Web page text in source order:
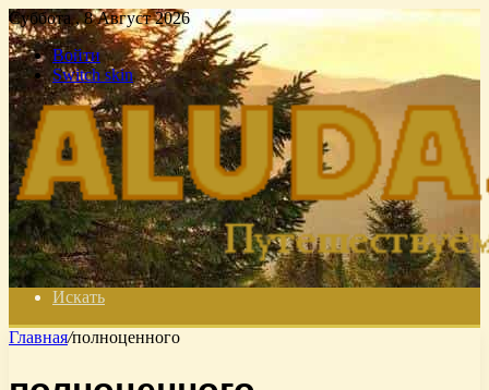
Суббота , 8 Август 2026
Войти
Switch skin
Искать
Главная/полноценного